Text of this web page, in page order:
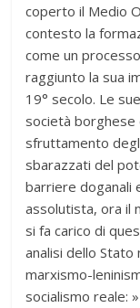
coperto il Medio
contesto la
come un
raggiunto la sua
19° secolo. Le
società borghese
sfruttamento
sbarazzati del
barriere doganali
assolutista, ora il
si fa carico di
analisi dello Stato
marxismo-
socialismo reale: